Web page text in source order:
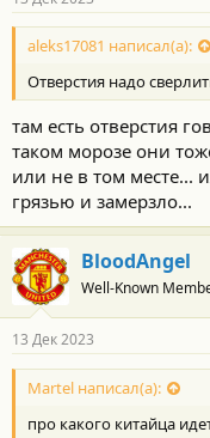
aleks17081 написал(а):
Отверстия надо
там есть отверстия
таком морозе они
или не в том месте...
грязью и замерзло...
BloodAngel
Well-Known
13 Дек 2023
Martel написал(а):
про какого китайца